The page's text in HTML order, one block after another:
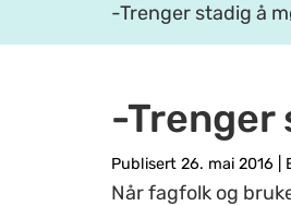
-Trenger stadig å
-Trenger
Publisert 26. mai 2016
Når fagfolk og